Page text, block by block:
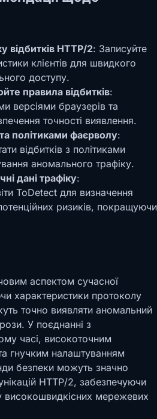
відбитків HTTP/2: Записуйте
клієнтів для швидкого
доступу.
правила відбитків:
версіями браузерів та
точності виявлення.
політиками фаєрволу:
відбитків з політиками
аномального трафіку.
дані трафіку:
ToDetect для визначення
ризиків, покращуючи
аспектом сучасної
характеристики протоколу
точно виявляти аномальний
У поєднанні з
часі, високоточним
гнучким налаштуванням
безпеки можуть значно
HTTP/2, забезпечуючи
високошвидкісних мережевих